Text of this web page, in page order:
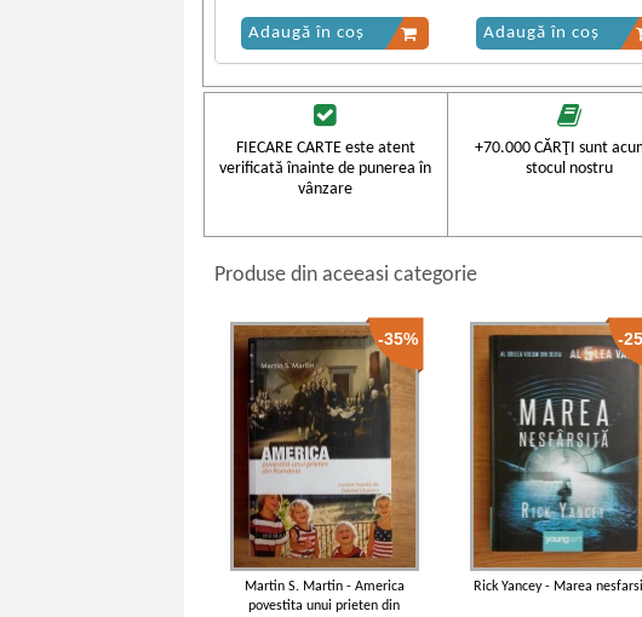
Adaugă în coș Adaugă în coș
Franz Kafka - America Franz Kafka - America
FIECARE CARTE este atent
verificată înainte de punerea în
vânzare
+70.000 CĂRŢI sunt
stocul nostru
Produse din aceeasi categorie
-35%
Martin S. Martin - America
povestita unui prieten din
-
Rick Yancey - Marea